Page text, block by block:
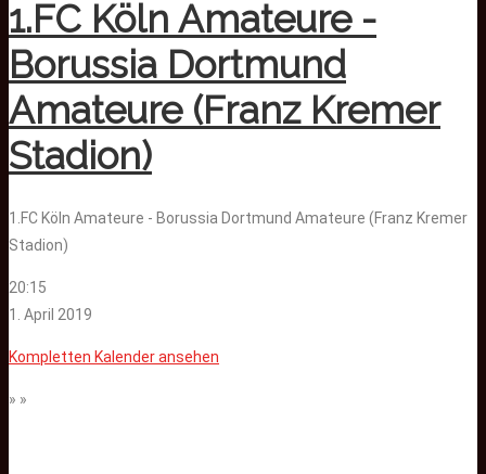
1.FC Köln Amateure -
Borussia Dortmund
Amateure (Franz Kremer
Stadion)
1.FC Köln Amateure - Borussia Dortmund Amateure (Franz Kremer
Stadion)
20:15
1. April 2019
Kompletten Kalender ansehen
» »